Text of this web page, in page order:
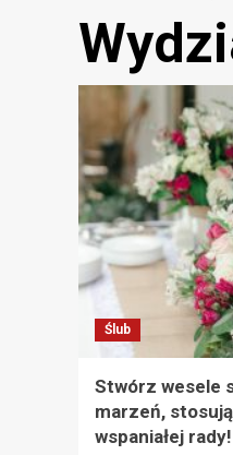
Ślub
Stwórz wesele
marzeń,
wspaniałej rady!